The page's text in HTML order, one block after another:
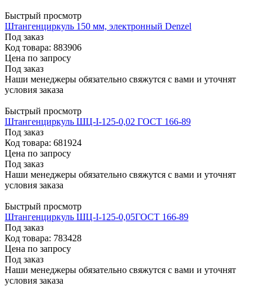
Быстрый просмотр
Штангенциркуль 150 мм, электронный Denzel
Под заказ
Код товара: 883906
Цена по запросу
Под заказ
Наши менеджеры обязательно свяжутся с вами и уточнят
условия заказа
Быстрый просмотр
Штангенциркуль ШЦ-I-125-0,02 ГОСТ 166-89
Под заказ
Код товара: 681924
Цена по запросу
Под заказ
Наши менеджеры обязательно свяжутся с вами и уточнят
условия заказа
Быстрый просмотр
Штангенциркуль ШЦ-I-125-0,05ГОСТ 166-89
Под заказ
Код товара: 783428
Цена по запросу
Под заказ
Наши менеджеры обязательно свяжутся с вами и уточнят
условия заказа